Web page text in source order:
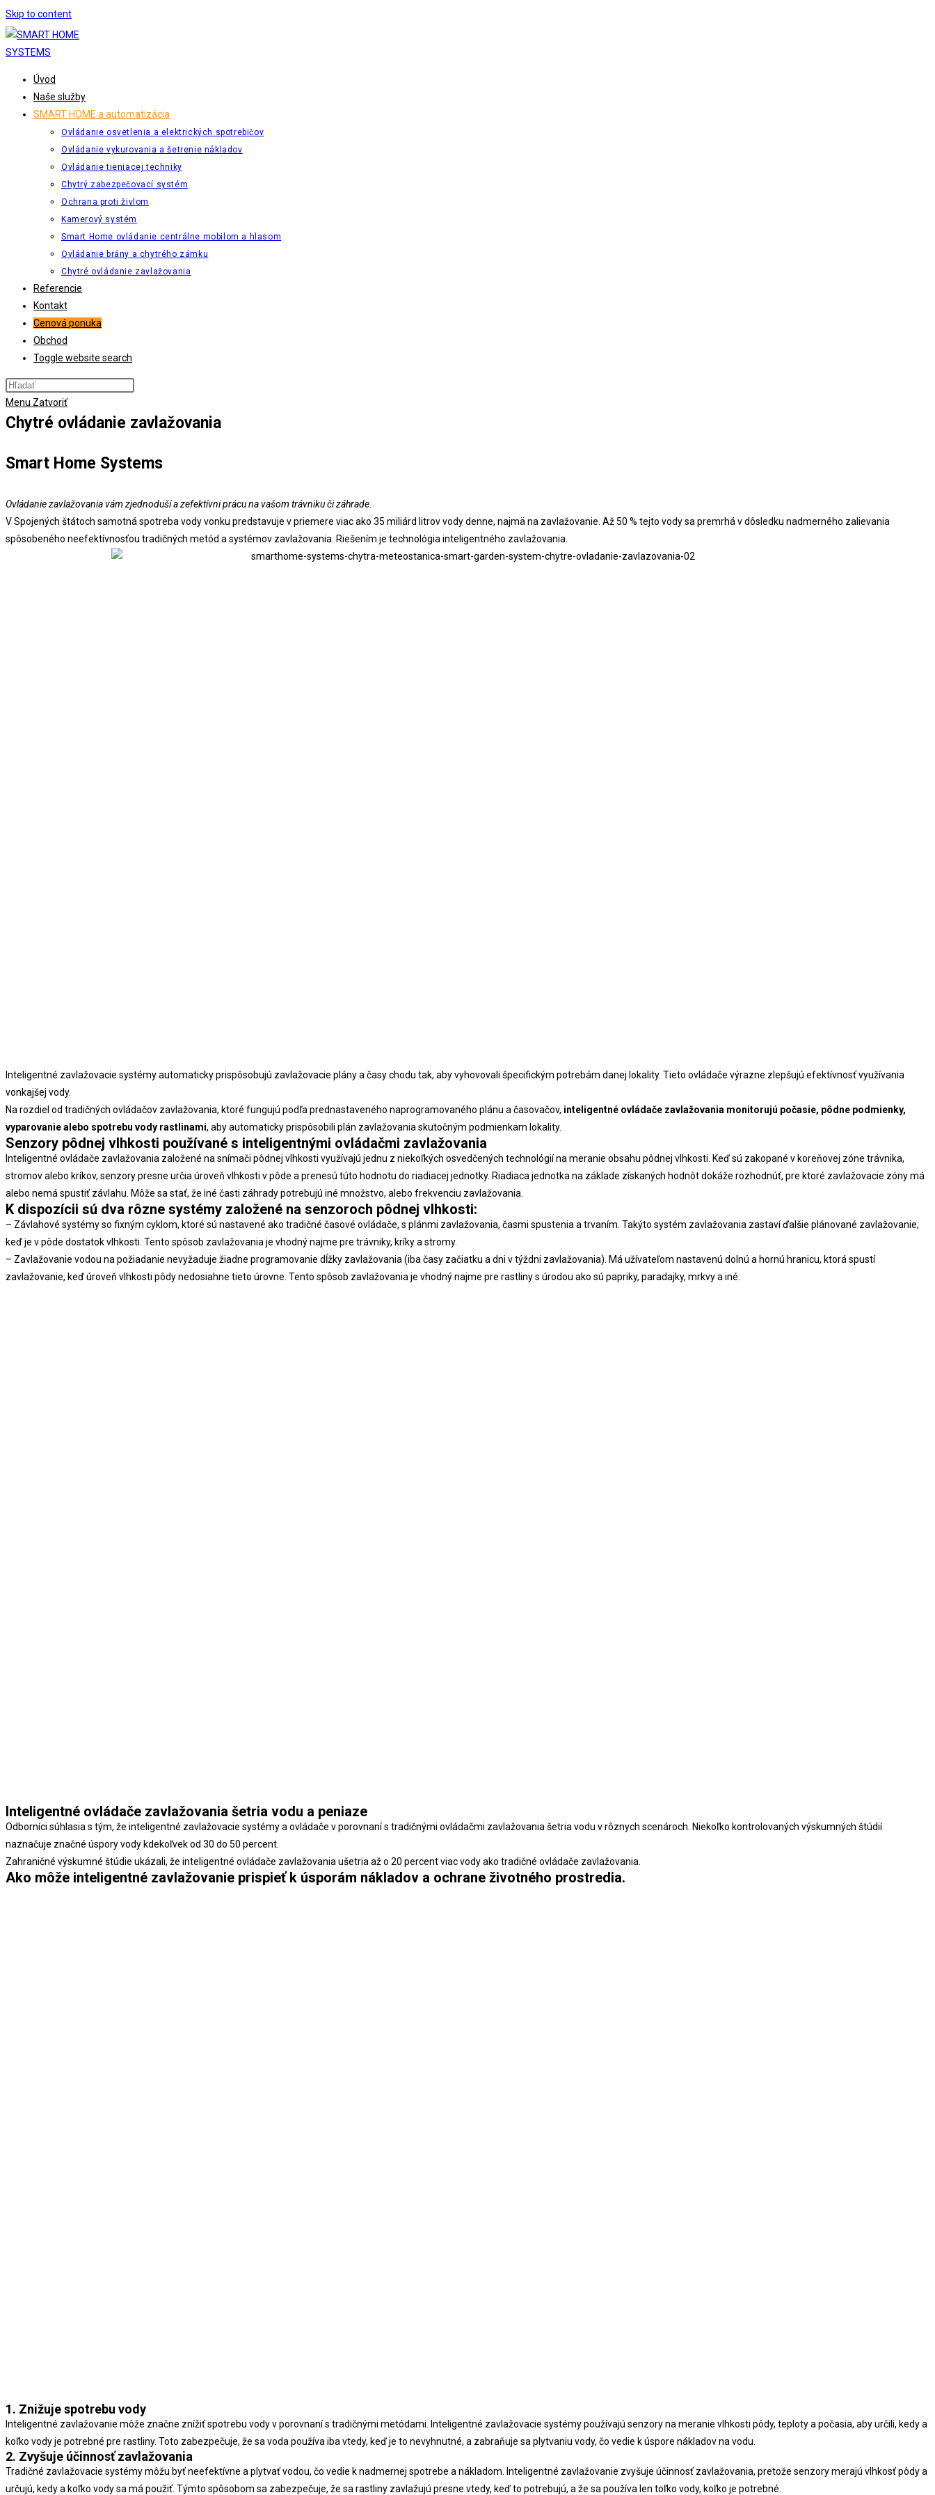
Skip to content
Úvod
Naše služby
SMART HOME a automatizácia
Ovládanie osvetlenia a elektrických spotrebičov
Ovládanie vykurovania a šetrenie nákladov
Ovládanie tieniacej techniky
Chytrý zabezpečovací systém
Ochrana proti živlom
Kamerový systém
Smart Home ovládanie centrálne mobilom a hlasom
Ovládanie brány a chytrého zámku
Chytré ovládanie zavlažovania
Referencie
Kontakt
Cenová ponuka
Obchod
Toggle website search
Menu Zatvoriť
Chytré ovládanie zavlažovania
Smart Home Systems
Ovládanie zavlažovania vám zjednoduší a zefektívni prácu na vašom trávniku či záhrade.
V Spojených štátoch samotná spotreba vody vonku predstavuje v priemere viac ako 35 miliárd litrov vody denne, najmä na zavlažovanie. Až 50 % tejto vody sa premrhá v dôsledku nadmerného zalievania
spôsobeného neefektívnosťou tradičných metód a systémov zavlažovania. Riešením je technológia inteligentného zavlažovania.
Inteligentné zavlažovacie systémy automaticky prispôsobujú zavlažovacie plány a časy chodu tak, aby vyhovovali špecifickým potrebám danej lokality. Tieto ovládače výrazne zlepšujú efektívnosť využívania
vonkajšej vody.
Na rozdiel od tradičných ovládačov zavlažovania, ktoré fungujú podľa prednastaveného naprogramovaného plánu a časovačov, inteligentné ovládače zavlažovania monitorujú počasie, pôdne podmienky,
vyparovanie alebo spotrebu vody rastlinami, aby automaticky prispôsobili plán zavlažovania skutočným podmienkam lokality.
Senzory pôdnej vlhkosti používané s inteligentnými ovládačmi zavlažovania
Inteligentné ovládače zavlažovania založené na snímači pôdnej vlhkosti využívajú jednu z niekoľkých osvedčených technológií na meranie obsahu pôdnej vlhkosti. Keď sú zakopané v koreňovej zóne trávnika,
stromov alebo kríkov, senzory presne určia úroveň vlhkosti v pôde a prenesú túto hodnotu do riadiacej jednotky. Riadiaca jednotka na základe získaných hodnôt dokáže rozhodnúť, pre ktoré zavlažovacie zóny má
alebo nemá spustiť závlahu. Môže sa stať, že iné časti záhrady potrebujú iné množstvo, alebo frekvenciu zavlažovania.
K dispozícii sú dva rôzne systémy založené na senzoroch pôdnej vlhkosti:
– Závlahové systémy so fixným cyklom, ktoré sú nastavené ako tradičné časové ovládače, s plánmi zavlažovania, časmi spustenia a trvaním. Takýto systém zavlažovania zastaví ďalšie plánované zavlažovanie,
keď je v pôde dostatok vlhkosti. Tento spôsob zavlažovania je vhodný najme pre trávniky, kríky a stromy.
– Zavlažovanie vodou na požiadanie nevyžaduje žiadne programovanie dĺžky zavlažovania (iba časy začiatku a dni v týždni zavlažovania). Má užívateľom nastavenú dolnú a hornú hranicu, ktorá spustí
zavlažovanie, keď úroveň vlhkosti pôdy nedosiahne tieto úrovne. Tento spôsob zavlažovania je vhodný najme pre rastliny s úrodou ako sú papriky, paradajky, mrkvy a iné.
Inteligentné ovládače zavlažovania šetria vodu a peniaze
Odborníci súhlasia s tým, že inteligentné zavlažovacie systémy a ovládače v porovnaní s tradičnými ovládačmi zavlažovania šetria vodu v rôznych scenároch. Niekoľko kontrolovaných výskumných štúdií
naznačuje značné úspory vody kdekoľvek od 30 do 50 percent.
Zahraničné výskumné štúdie ukázali, že inteligentné ovládače zavlažovania ušetria až o 20 percent viac vody ako tradičné ovládače zavlažovania.
Ako môže inteligentné zavlažovanie prispieť k úsporám nákladov a ochrane životného prostredia.
1. Znižuje spotrebu vody
Inteligentné zavlažovanie môže značne znížiť spotrebu vody v porovnaní s tradičnými metódami. Inteligentné zavlažovacie systémy používajú senzory na meranie vlhkosti pôdy, teploty a počasia, aby určili, kedy a
koľko vody je potrebné pre rastliny. Toto zabezpečuje, že sa voda používa iba vtedy, keď je to nevyhnutné, a zabraňuje sa plytvaniu vody, čo vedie k úspore nákladov na vodu.
2. Zvyšuje účinnosť zavlažovania
Tradičné zavlažovacie systémy môžu byť neefektívne a plytvať vodou, čo vedie k nadmernej spotrebe a nákladom. Inteligentné zavlažovanie zvyšuje účinnosť zavlažovania, pretože senzory merajú vlhkosť pôdy a
určujú, kedy a koľko vody sa má použiť. Týmto spôsobom sa zabezpečuje, že sa rastliny zavlažujú presne vtedy, keď to potrebujú, a že sa používa len toľko vody, koľko je potrebné.